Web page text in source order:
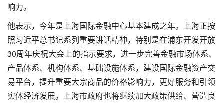
响力。
他表示，今年是上海国际金融中心基本建成之年。上海正按
照习近平总书记系列重要讲话精神，特别是在浦东开发开放
30周年庆祝大会上的指示要求，进一步完善金融市场体系、
产品体系、机构体系、基础设施体系，建设国际金融资产交
易平台，提升重要大宗商品的价格影响力，更好服务和引领
实体经济发展。上海市政府也将继续加大政策供给、营造良